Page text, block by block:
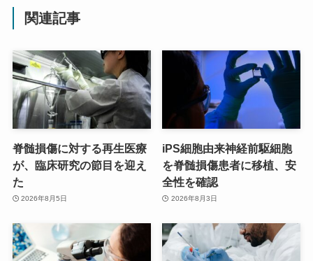
関連記事
脊髄損傷に対する再生医療
が、臨床研究の節目を迎え
た
2026年8月5日
iPS細胞由来神経前駆細胞
を脊髄損傷患者に移植、安
全性を確認
2026年8月3日